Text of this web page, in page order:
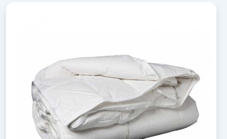
Advies is professioneel laten reinigen